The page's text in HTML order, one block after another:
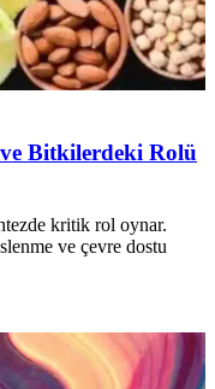
Bitkilerdeki Rolü
kritik rol oynar.
ve çevre dostu